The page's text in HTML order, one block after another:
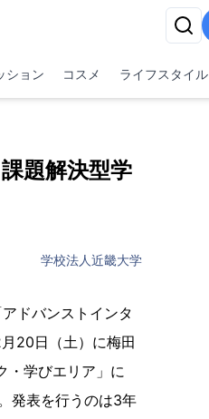
ション コスメ ライフスタイル
題解決型学
学校法人近畿大学
ドバンストインタ
20日（土）に梅田
・学びエリア」に
発表を行うのは3年